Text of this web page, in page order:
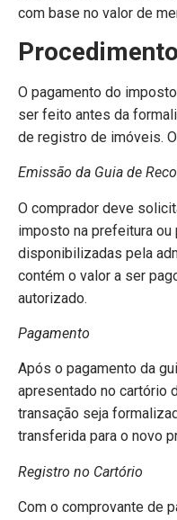
com base no valor de
O pagamento do
ser feito antes da
de registro de imóveis.
Emissão da Guia de
O comprador deve
imposto na prefeitura
disponibilizadas pela
contém o valor a ser
autorizado.
Pagamento
Após o pagamento da
apresentado no cartório
transação seja
transferida para o novo
Registro no Cartório
Com o comprovante de